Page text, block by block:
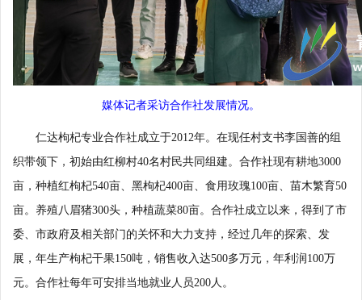
媒体记者采访合作社发展情况。
仁达枸杞专业合作社成立于2012年。在现任村支书李国善的组
织带领下，初始由红柳村40名村民共同组建。合作社现有耕地3000
亩，种植红枸杞540亩、黑枸杞400亩、食用玫瑰100亩、苗木繁育50
亩。养殖八眉猪300头，种植蔬菜80亩。合作社成立以来，得到了市
委、市政府及相关部门的关怀和大力支持，经过几年的探索、发
展，年生产枸杞干果150吨，销售收入达500多万元，年利润100万
元。合作社每年可安排当地就业人员200人。